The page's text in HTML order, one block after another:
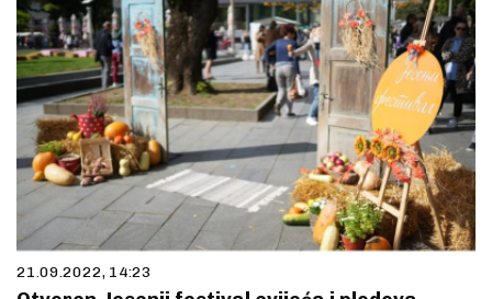
21.09.2022, 14:23